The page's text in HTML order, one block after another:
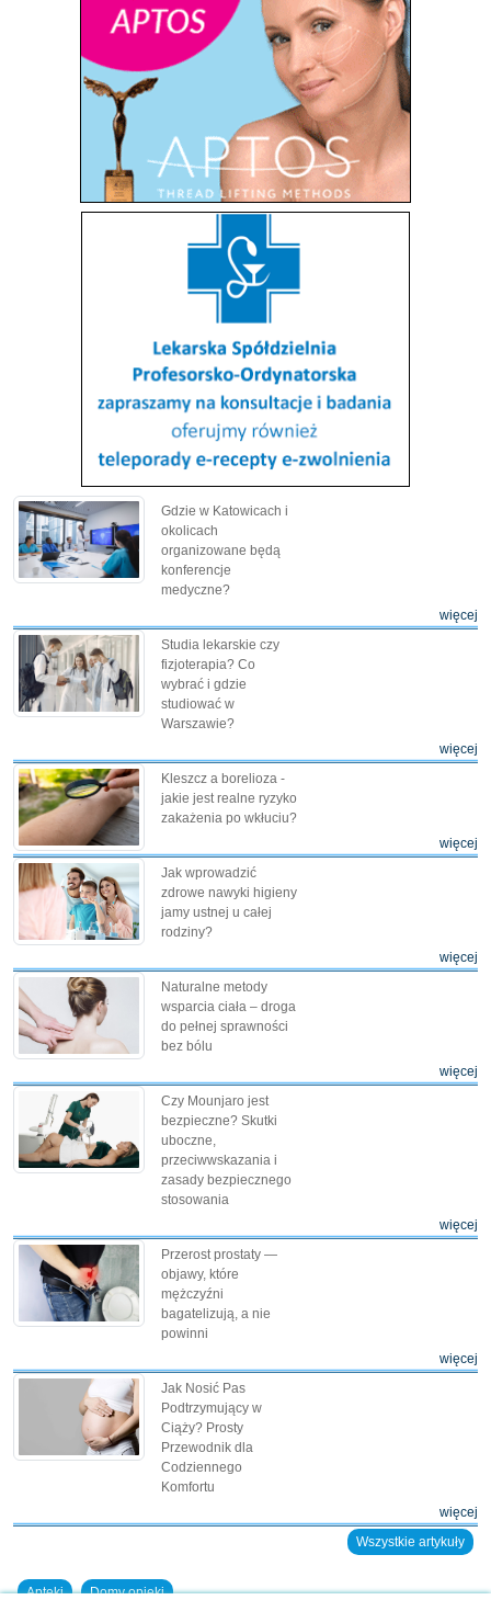
Gdzie w Katowicach i
okolicach
organizowane będą
konferencje
medyczne?
więcej
Studia lekarskie czy
fizjoterapia? Co
wybrać i gdzie
studiować w
Warszawie?
więcej
Kleszcz a borelioza -
jakie jest realne ryzyko
zakażenia po wkłuciu?
więcej
Jak wprowadzić
zdrowe nawyki higieny
jamy ustnej u całej
rodziny?
więcej
Naturalne metody
wsparcia ciała – droga
do pełnej sprawności
bez bólu
więcej
Czy Mounjaro jest
bezpieczne? Skutki
uboczne,
przeciwwskazania i
zasady bezpiecznego
stosowania
więcej
Przerost prostaty —
objawy, które
mężczyźni
bagatelizują, a nie
powinni
więcej
Jak Nosić Pas
Podtrzymujący w
Ciąży? Prosty
Przewodnik dla
Codziennego
Komfortu
więcej
Wszystkie artykuły
Apteki Domy opieki